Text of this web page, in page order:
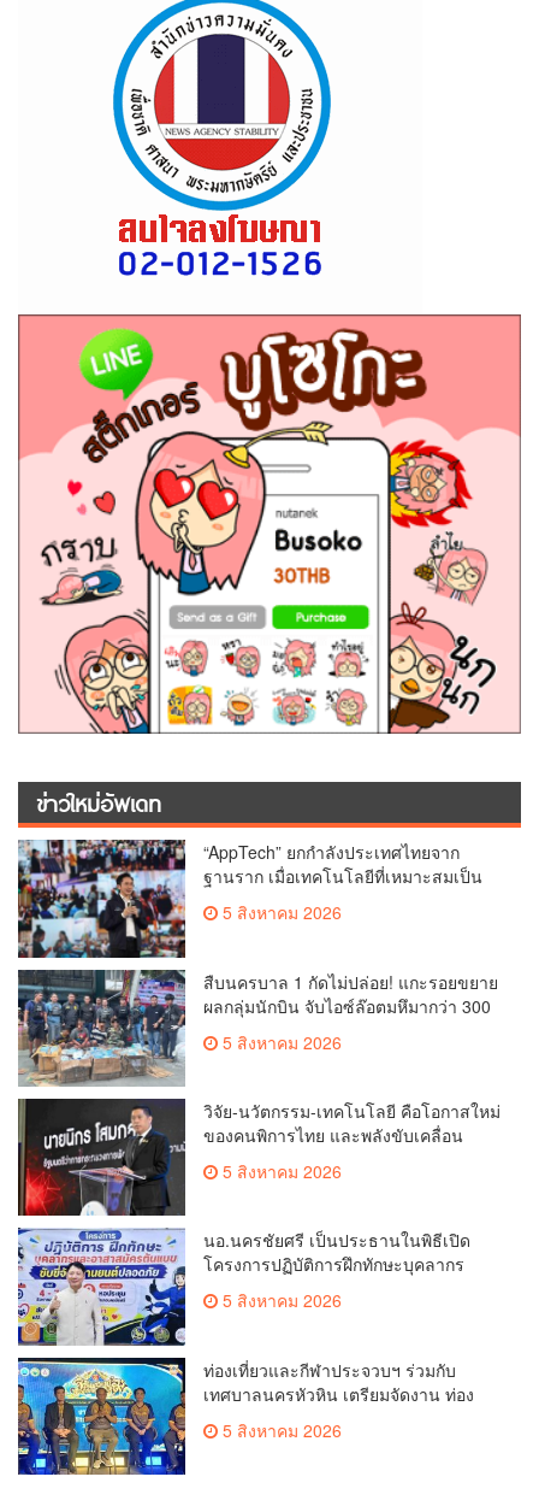
ข่าวใหม่อัพเดท
“AppTech” ยกกำลังประเทศไทยจาก
ฐานราก เมื่อเทคโนโลยีที่เหมาะสมเป็น
กลไกยกระดับทุนมนุษย์ หน่วยบริหาร
จัดการทุนด้านพัฒนาพื้นที่ (บพท.)
เพื่อเพิ่มความสามารถการแข่งขันและ
การพัฒนาพื้นที่
5 สิงหาคม 2026
สืบนครบาล 1 กัดไม่ปล่อย! แกะรอยขยาย
ผลกลุ่มนักบิน จับไอซ์ล๊อตมหึมากว่า 300
5 สิงหาคม 2026
วิจัย-นวัตกรรม-เทคโนโลยี คือโอกาสใหม่
ของคนพิการไทย และพลังขับเคลื่อน
5 สิงหาคม 2026
นอ.นครชัยศรี เป็นประธานในพิธีเปิด
โครงการปฏิบัติการฝึกทักษะบุคลากร
ต้นแบบขับขี่รถจักรยานยนต์ปลอดภัย รุ่น
ที่ ๑ ณ หอประชุมอำเภอนครชัยศรี
5 สิงหาคม 2026
ท่องเที่ยวและกีฬาประจวบฯ ร่วมกับ
เทศบาลนครหัวหิน เตรียมจัดงาน ท่อง
ร่มพระบารมี ท่องเที่ยวศรีคีรีขันธ์”
5 สิงหาคม 2026